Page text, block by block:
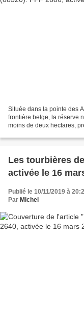
Située dans la pointe des
frontière belge, la réserve
moins de deux hectares,
Les tourbières
activée le 16
Publié le 10/11/2019 à
Par Michel